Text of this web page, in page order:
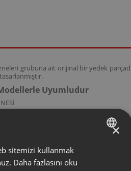
grubuna ait orijinal bir yedek
Uyumludur
Pro M Tam Otomati̇k Espresso
için tasarlanmıştır. Seçmiş
×
sitemizi kullanmak
Daha fazlasını oku